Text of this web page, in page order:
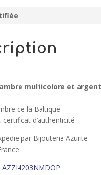
multicolore et argent
de la Baltique
certificat d’authenticité
par Bijouterie Azurite
AZZI4203NMDOP